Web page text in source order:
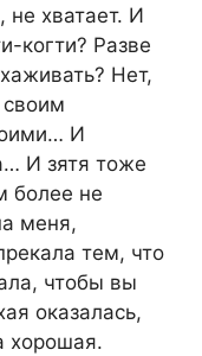
не хватает. И
когти? Разве
Нет,
своим
И
И зятя тоже
более не
меня,
тем, что
чтобы вы
оказалась,
хорошая.